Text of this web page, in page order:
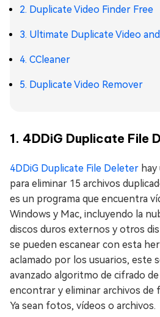
2. Duplicate Video Finder Free
3. Ultimate Duplicate Video
4. CCleaner
5. Duplicate Video Remover
1. 4DDiG Duplicate File
4DDiG Duplicate File Deleter
para eliminar 15 archivos
es un programa que encuentra
Windows y Mac, incluyendo la
discos duros externos y otros
se pueden escanear con esta
aclamado por los usuarios, este
avanzado algoritmo de cifrado
encontrar y eliminar archivos de
Ya sean fotos, vídeos o archivos.